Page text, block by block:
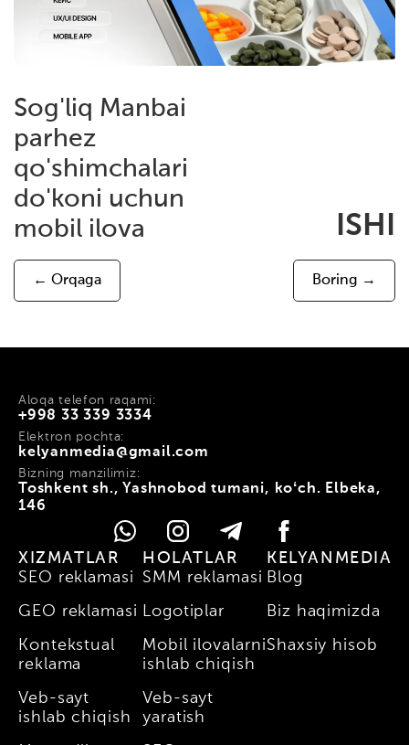
Sog'liq Manbai
parhez
qo'shimchalari
do'koni uchun
mobil ilova
← Orqaga
ISHI
Boring →
+998 33 339 3334
Aloqa telefon raqami:
kelyanmedia@gmail.com
Elektron pochta:
Toshkent sh., Yashnobod tumani, koʻch. Elbeka,
146
Bizning manzilimiz:
XIZMATLAR
SEO reklamasi
GEO reklamasi
Kontekstual
reklama
Veb-sayt
ishlab chiqish
HOLATLAR
SMM reklamasi
Logotiplar
Mobil ilovalarni
ishlab chiqish
Veb-sayt
yaratish
KELYANMEDIA
Blog
Biz haqimizda
Shaxsiy hisob